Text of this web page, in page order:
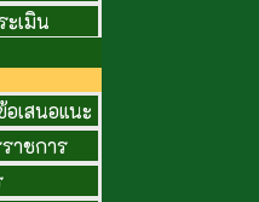
เมิน
อเสนอแนะ
าชการ